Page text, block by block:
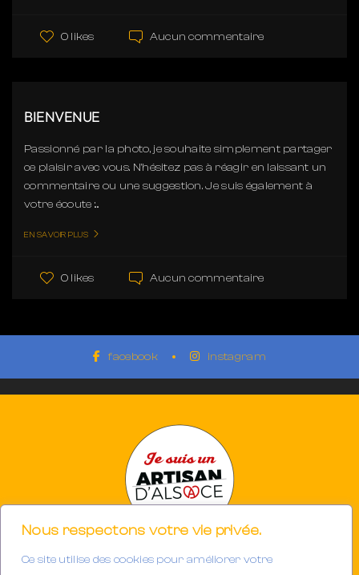
Nous respectons votre vie privée.
Ce site utilise des cookies pour améliorer votre
0 likes Aucun commentaire
BIENVENUE
Passionné par la photo, je souhaite simplement partager
ce plaisir avec vous. N'hésitez pas à réagir en laissant un
commentaire ou une suggestion. Je suis également à
votre écoute :...
EN SAVOIR PLUS
0 likes Aucun commentaire
facebook instagram